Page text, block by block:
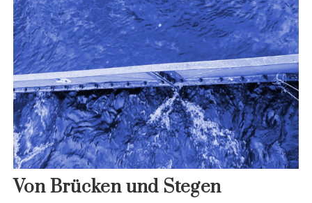
Von Brücken und Stegen